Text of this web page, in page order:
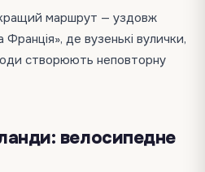
маршрут — уздовж
де вузенькі вулички,
створюють неповторну
велосипедне